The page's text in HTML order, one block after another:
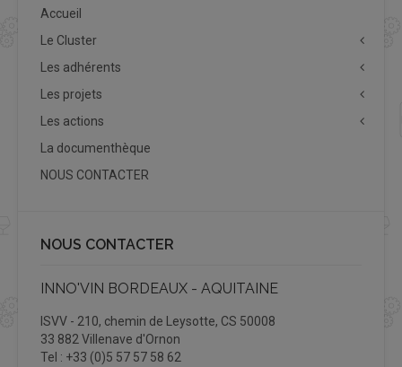
Accueil
Le Cluster
Les adhérents
Les projets
Les actions
La documenthèque
NOUS CONTACTER
NOUS CONTACTER
INNO'VIN BORDEAUX - AQUITAINE
ISVV - 210, chemin de Leysotte, CS 50008
33 882 Villenave d'Ornon
Tel : +33 (0)5 57 57 58 62